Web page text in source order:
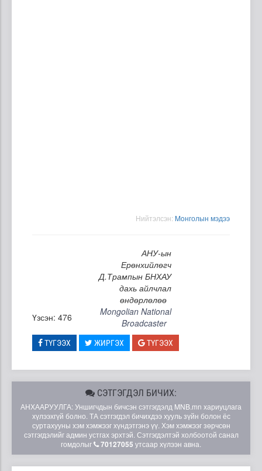
Нийтэлсэн: Moнголын мэдээ
АНУ-ын
Ерөнхийлөгч
Д.Трампын БНХАУ
дахь айлчлал
өндөрлөлөө
Үзсэн: 476
Mongolian National
Broadcaster
ТҮГЭЭХ ЖИРГЭХ ТҮГЭЭХ
СЭТГЭГДЭЛ БИЧИХ:
АНХААРУУЛГА: Уншигчдын бичсэн сэтгэгдэлд MNB.mn хариуцлага
хүлээхгүй болно. ТА сэтгэгдэл бичихдээ хууль зүйн болон ёс
суртахууны хэм хэмжээг хүндэтгэнэ үү. Хэм хэмжээг зөрчсөн
сэтгэгдэлийг админ устгах эрхтэй. Сэтгэгдэлтэй холбоотой санал
гомдолыг
70127055 утсаар хүлээн авна.